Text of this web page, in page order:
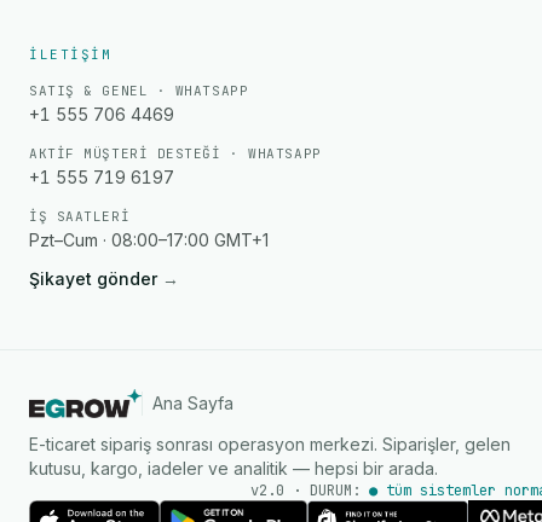
İLETIŞIM
SATIŞ & GENEL · WHATSAPP
+1 555 706 4469
AKTIF MÜŞTERI DESTEĞI · WHATSAPP
+1 555 719 6197
İŞ SAATLERI
Pzt–Cum · 08:00–17:00 GMT+1
Şikayet gönder →
Ana Sayfa
E-ticaret sipariş sonrası operasyon merkezi. Siparişler, gelen
kutusu, kargo, iadeler ve analitik — hepsi bir arada.
v2.0 · DURUM: ● tüm sistemler